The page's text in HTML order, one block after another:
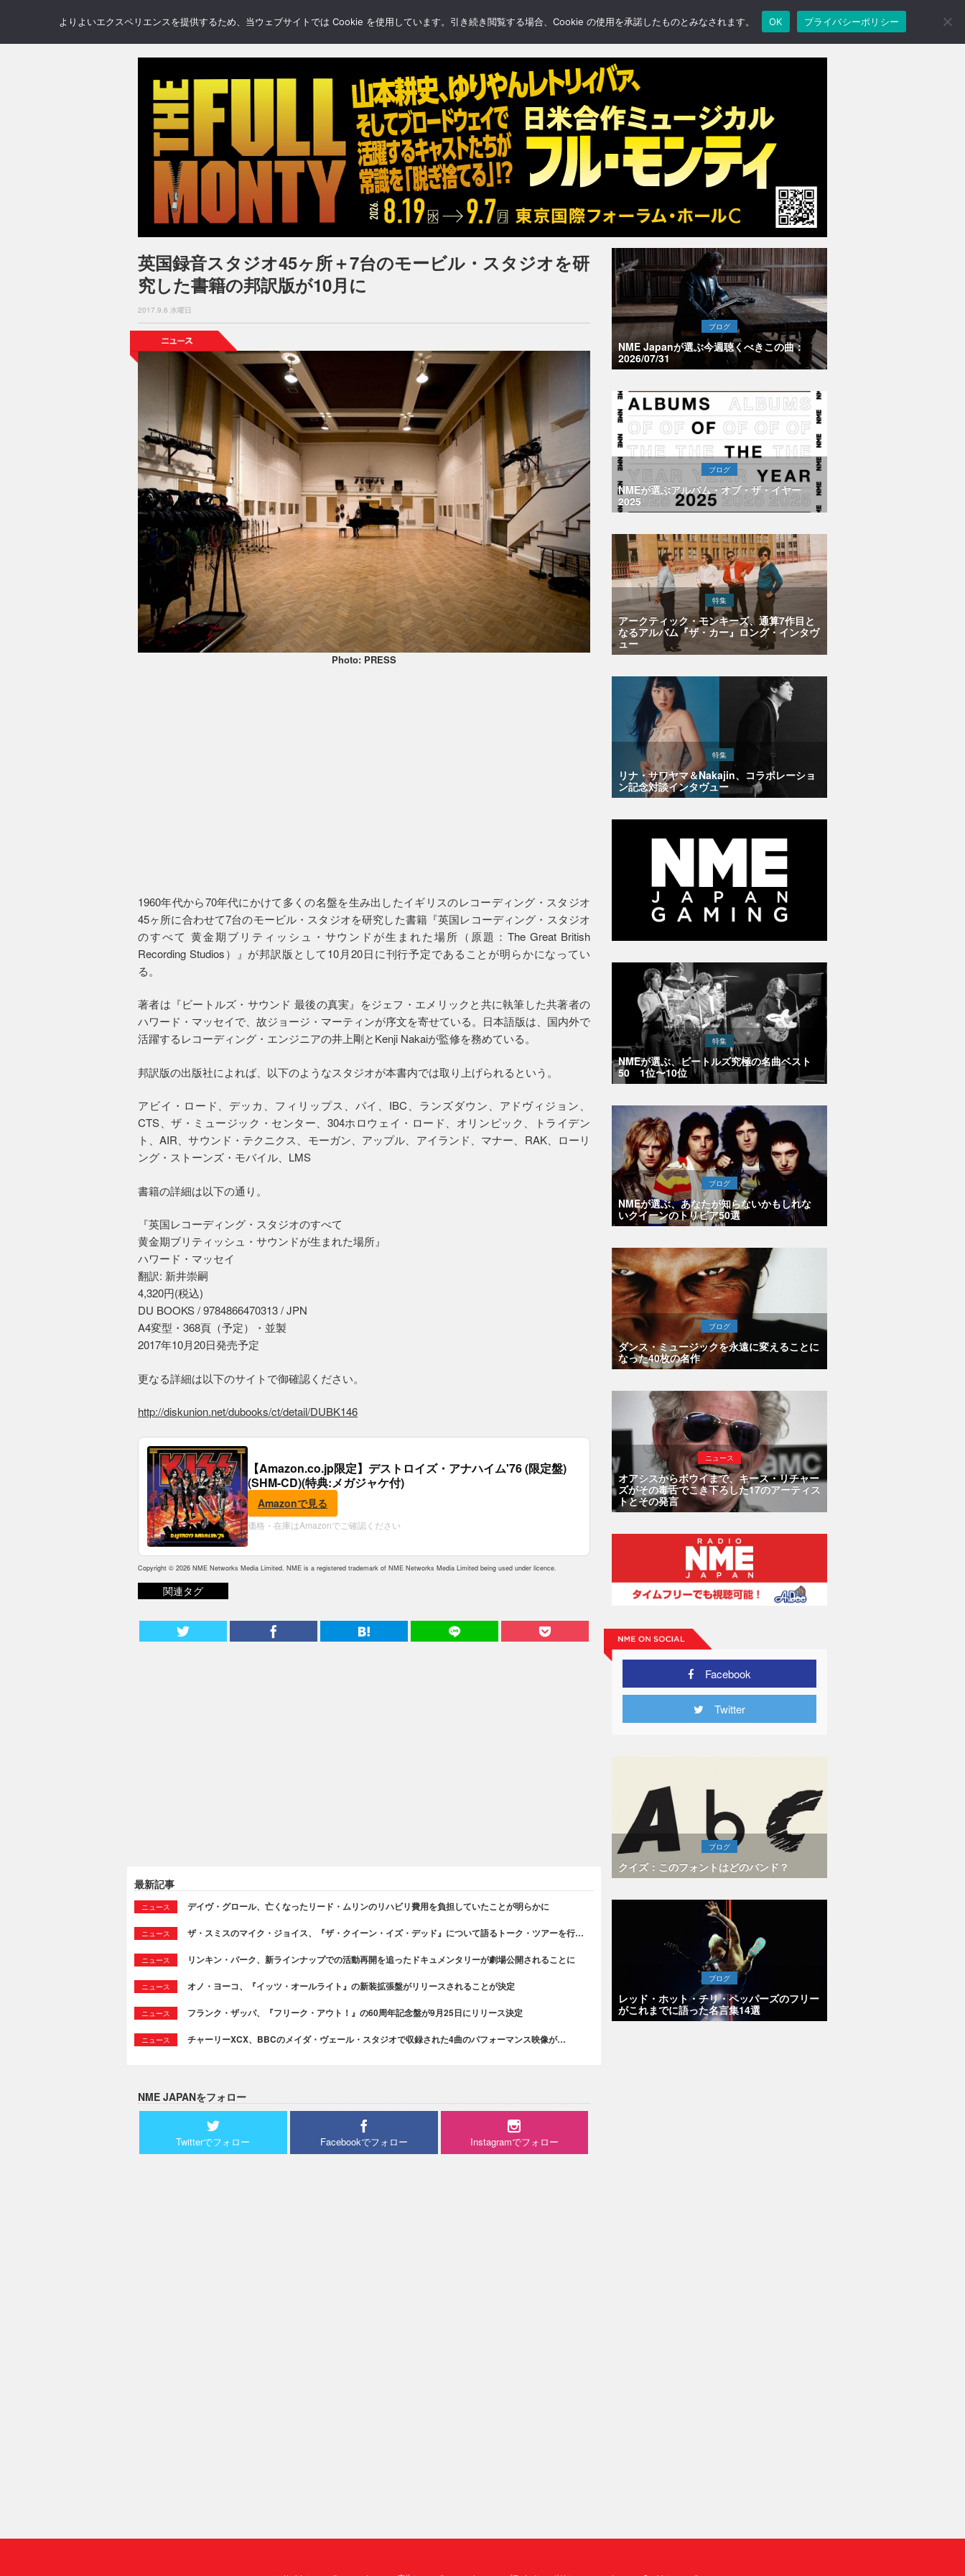
NEWS REVIEWS GALLERY BLOGS FEATURE
英国録音スタジオ45ヶ所＋7台のモービル・スタジオを研
究した書籍の邦訳版が10月に
2017.9.6 水曜日
Photo: PRESS
1960年代から70年代にかけて多くの名盤を生み出したイギリスのレコーディング・スタジオ
45ヶ所に合わせて7台のモービル・スタジオを研究した書籍『英国レコーディング・スタジオ
のすべて 黄金期ブリティッシュ・サウンドが生まれた場所（原題：The Great British
Recording Studios）』が邦訳版として10月20日に刊行予定であることが明らかになってい
る。
著者は『ビートルズ・サウンド 最後の真実』をジェフ・エメリックと共に執筆した共著者の
ハワード・マッセイで、故ジョージ・マーティンが序文を寄せている。日本語版は、国内外で
活躍するレコーディング・エンジニアの井上剛とKenji Nakaiが監修を務めている。
邦訳版の出版社によれば、以下のようなスタジオが本書内では取り上げられるという。
アビイ・ロード、デッカ、フィリップス、パイ、IBC、ランズダウン、アドヴィジョン、
CTS、ザ・ミュージック・センター、304ホロウェイ・ロード、オリンピック、トライデン
ト、AIR、サウンド・テクニクス、モーガン、アップル、アイランド、マナー、RAK、ローリ
ング・ストーンズ・モバイル、LMS
書籍の詳細は以下の通り。
『英国レコーディング・スタジオのすべて
黄金期ブリティッシュ・サウンドが生まれた場所』
ハワード・マッセイ
翻訳: 新井崇嗣
4,320円(税込)
DU BOOKS / 9784866470313 / JPN
A4変型・368頁（予定）・並製
2017年10月20日発売予定
更なる詳細は以下のサイトで御確認ください。
http://diskunion.net/dubooks/ct/detail/DUBK146
【Amazon.co.jp限定】デストロイズ・アナハイム'76 (限定盤)
(SHM-CD)(特典:メガジャケ付)
Amazonで見る
価格・在庫はAmazonでご確認ください
Copyright © 2026 NME Networks Media Limited. NME is a registered trademark of NME Networks Media Limited being used under licence.
関連タグ
最新記事
ニュース デイヴ・グロール、亡くなったリード・ムリンのリハビリ費用を負担していたことが明らかに
ニュース ザ・スミスのマイク・ジョイス、『ザ・クイーン・イズ・デッド』について語るトーク・ツアーを行…
ニュース リンキン・パーク、新ラインナップでの活動再開を追ったドキュメンタリーが劇場公開されることに
ニュース オノ・ヨーコ、『イッツ・オールライト』の新装拡張盤がリリースされることが決定
ニュース フランク・ザッパ、『フリーク・アウト！』の60周年記念盤が9月25日にリリース決定
ニュース チャーリーXCX、BBCのメイダ・ヴェール・スタジオで収録された4曲のパフォーマンス映像が…
NME JAPANをフォロー
Twitterでフォロー Facebookでフォロー Instagramでフォロー
ブログ
NME Japanが選ぶ今週聴くべきこの曲：
2026/07/31
ブログ
NMEが選ぶアルバム・オブ・ザ・イヤー
2025
特集
アークティック・モンキーズ、通算7作目と
なるアルバム『ザ・カー』ロング・インタヴ
ュー
特集
リナ・サワヤマ＆Nakajin、コラボレーショ
ン記念対談インタヴュー
特集
NMEが選ぶ、ビートルズ究極の名曲ベスト
50 1位〜10位
ブログ
NMEが選ぶ、あなたが知らないかもしれな
いクイーンのトリビア50選
ブログ
ダンス・ミュージックを永遠に変えることに
なった40枚の名作
ニュース
オアシスからボウイまで、キース・リチャー
ズがその毒舌でこき下ろした17のアーティス
トとその発言
Facebook
Twitter
ブログ
クイズ：このフォントはどのバンド？
ブログ
レッド・ホット・チリ・ペッパーズのフリー
がこれまでに語った名言集14選
よりよいエクスペリエンスを提供するため、当ウェブサイトでは Cookie を使用しています。引き続き閲覧する場合、Cookie の使用を承諾したものとみなされます。 OK プライバシーポリシー